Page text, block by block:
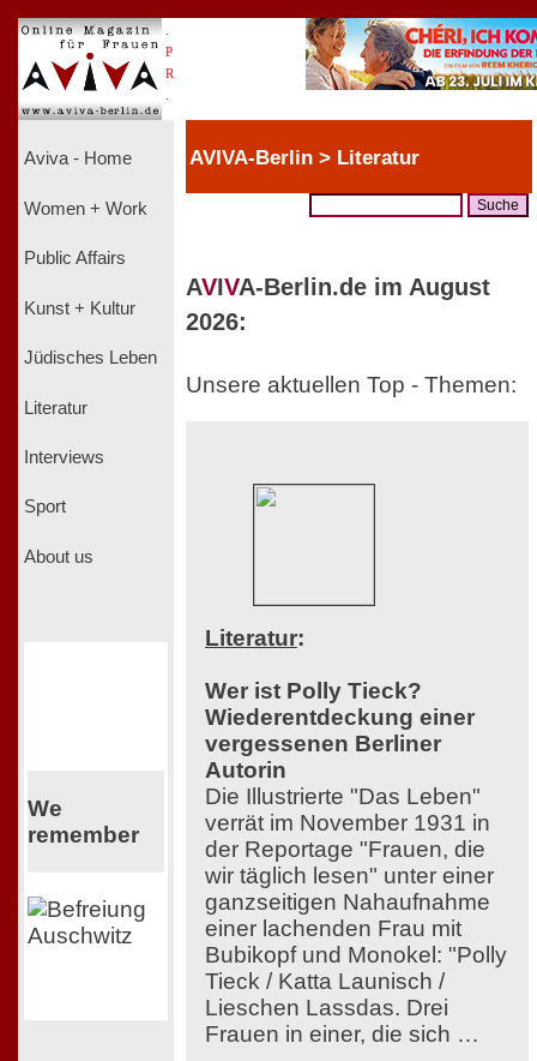
P
R
Aviva - Home
Women + Work
Public Affairs
Kunst + Kultur
Jüdisches Leben
Literatur
Interviews
Sport
About us
We
remember
AVIVA-Berlin > Literatur
AVIVA-Berlin.de im August
2026:
Unsere aktuellen Top - Themen:
Literatur:
Wer ist Polly Tieck?
Wiederentdeckung einer
vergessenen Berliner
Autorin
Die Illustrierte "Das Leben"
verrät im November 1931 in
der Reportage "Frauen, die
wir täglich lesen" unter einer
ganzseitigen Nahaufnahme
einer lachenden Frau mit
Bubikopf und Monokel: "Polly
Tieck / Katta Launisch /
Lieschen Lassdas. Drei
Frauen in einer, die sich …